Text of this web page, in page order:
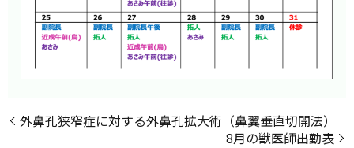
外鼻孔狭窄症に対する外鼻孔拡大術（鼻翼垂直切開法）
8月の獣医師出勤表